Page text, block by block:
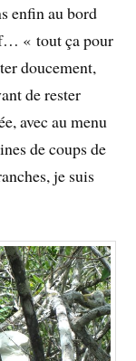
enfin au bord
« tout ça pour
doucement,
de rester
avec au menu
de coups de
je suis